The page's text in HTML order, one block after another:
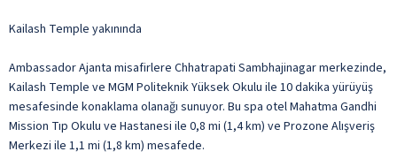
Kailash Temple yakınında
Ambassador Ajanta misafirlere Chhatrapati Sambhajinagar merkezinde,
Kailash Temple ve MGM Politeknik Yüksek Okulu ile 10 dakika yürüyüş
mesafesinde konaklama olanağı sunuyor. Bu spa otel Mahatma Gandhi
Mission Tıp Okulu ve Hastanesi ile 0,8 mi (1,4 km) ve Prozone Alışveriş
Merkezi ile 1,1 mi (1,8 km) mesafede.